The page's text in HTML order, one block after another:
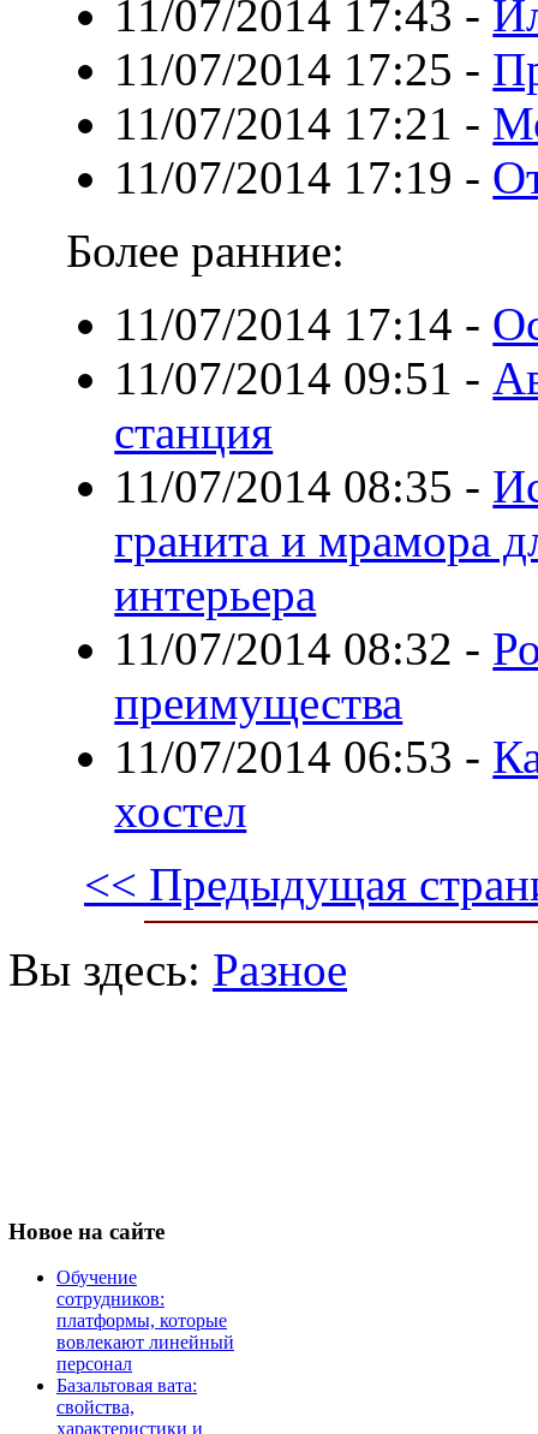
11/07/2014 17:43 -
11/07/2014 17:25 -
11/07/2014 17:21 -
11/07/2014 17:19 -
Более ранние:
11/07/2014 17:14 -
11/07/2014 09:51 -
станция
11/07/2014 08:35 -
гранита и мрамора
интерьера
11/07/2014 08:32 -
преимущества
11/07/2014 06:53 -
хостел
<< Предыдущая
Вы здесь: Разное
Новое на сайте
Обучение
сотрудников:
платформы, которые
вовлекают линейный
персонал
Базальтовая вата:
свойства,
характеристики и